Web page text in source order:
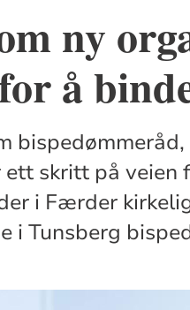
ny
å
skritt på veien
i Færder
i Tunsberg